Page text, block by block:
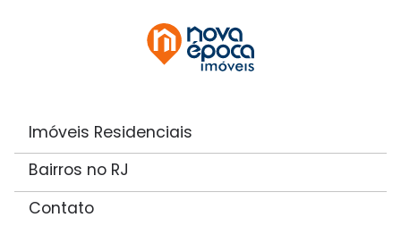
Imóveis Residenciais
Bairros no RJ
Contato